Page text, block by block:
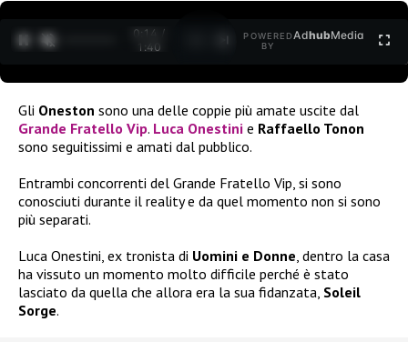
0:15 /
1:40
POWERED
BY
AdhubMedia
Gli Oneston sono una delle coppie più amate uscite dal
Grande Fratello Vip. Luca Onestini e Raffaello Tonon
sono seguitissimi e amati dal pubblico.
Entrambi concorrenti del Grande Fratello Vip, si sono
conosciuti durante il reality e da quel momento non si sono
più separati.
Luca Onestini, ex tronista di Uomini e Donne , dentro la casa
ha vissuto un momento molto difficile perché è stato
lasciato da quella che allora era la sua fidanzata, Soleil
Sorge.